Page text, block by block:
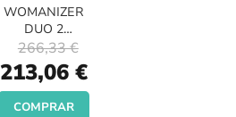
WOMANIZER
DUO 2
GRANATE
Special
Price
213,06 €
266,33 €
COMPRAR